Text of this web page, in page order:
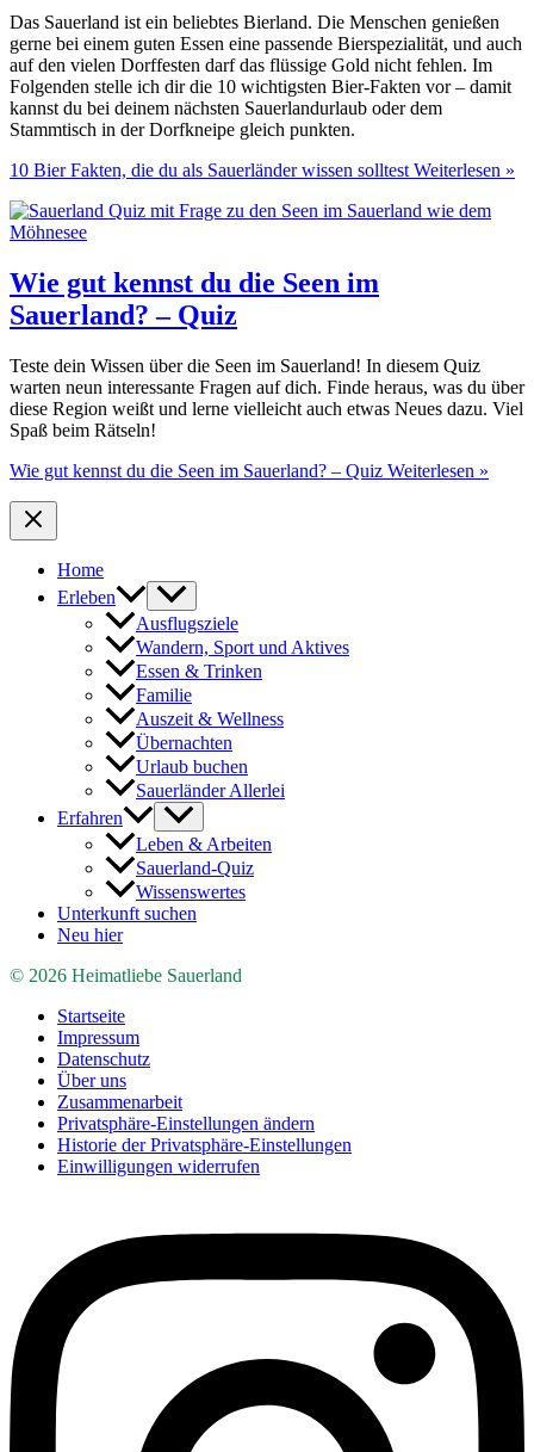
Das Sauerland ist ein beliebtes Bierland. Die Menschen genießen
gerne bei einem guten Essen eine passende Bierspezialität, und auch
auf den vielen Dorffesten darf das flüssige Gold nicht fehlen. Im
Folgenden stelle ich dir die 10 wichtigsten Bier-Fakten vor – damit
kannst du bei deinem nächsten Sauerlandurlaub oder dem
Stammtisch in der Dorfkneipe gleich punkten.
10 Bier Fakten, die du als Sauerländer wissen solltest Weiterlesen »
Wie gut kennst du die Seen im
Sauerland? – Quiz
Teste dein Wissen über die Seen im Sauerland! In diesem Quiz
warten neun interessante Fragen auf dich. Finde heraus, was du über
diese Region weißt und lerne vielleicht auch etwas Neues dazu. Viel
Spaß beim Rätseln!
Wie gut kennst du die Seen im Sauerland? – Quiz Weiterlesen »
Home
Erleben
Ausflugsziele
Wandern, Sport und Aktives
Essen & Trinken
Familie
Auszeit & Wellness
Übernachten
Urlaub buchen
Sauerländer Allerlei
Erfahren
Leben & Arbeiten
Sauerland-Quiz
Wissenswertes
Unterkunft suchen
Neu hier
© 2026 Heimatliebe Sauerland
Startseite
Impressum
Datenschutz
Über uns
Zusammenarbeit
Privatsphäre-Einstellungen ändern
Historie der Privatsphäre-Einstellungen
Einwilligungen widerrufen